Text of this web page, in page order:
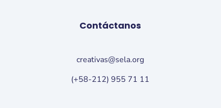
Contáctanos
creativas@sela.org
(+58-212) 955 71 11